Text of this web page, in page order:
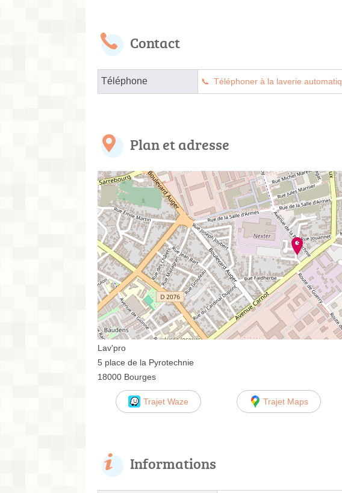
Contact
Téléphone Téléphoner à la laverie
Plan et adresse
Lav'pro
5 place de la Pyrotechnie
18000 Bourges
Trajet Waze Trajet Maps
Informations